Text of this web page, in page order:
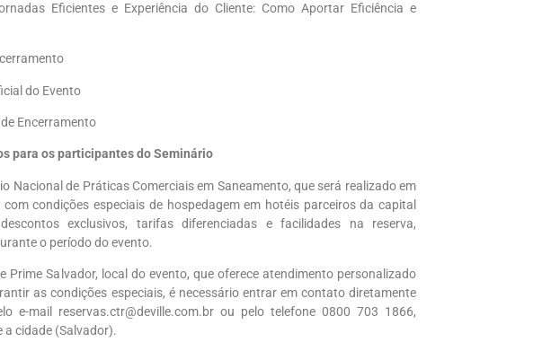
Eficientes e Experiência do Cliente: Como Aportar Eficiência e
do Evento
Encerramento
para os participantes do Seminário
Nacional de Práticas Comerciais em Saneamento, que será realizado em
condições especiais de hospedagem em hotéis parceiros da capital
exclusivos, tarifas diferenciadas e facilidades na reserva,
o período do evento.
Prime Salvador, local do evento, que oferece atendimento personalizado
as condições especiais, é necessário entrar em contato diretamente
e-mail reservas.ctr@deville.com.br ou pelo telefone 0800 703 1866,
a cidade (Salvador).